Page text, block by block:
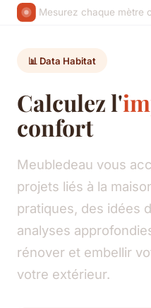
Mesurez chaque mètre
📊 Data Habitat
Calculez l'
confort
Meubledeau vous
projets liés à la
pratiques, des idées
analyses
rénover et embellir
votre extérieur.